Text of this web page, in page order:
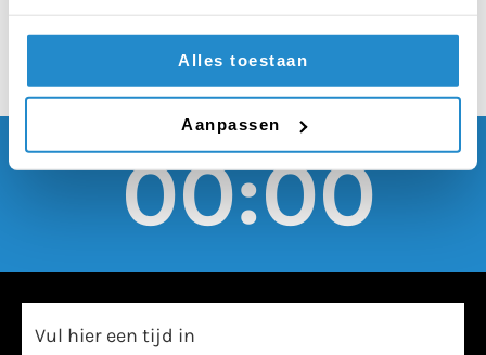
Alles toestaan
Aanpassen
00:00